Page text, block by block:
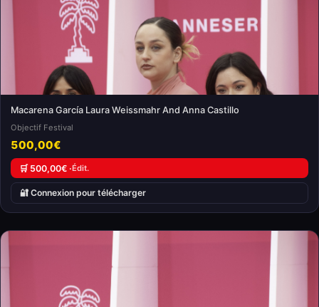
Macarena García Laura Weissmahr And Anna Castillo
Objectif Festival
500,00€
🛒 500,00€ ·Édit.
🔐 Connexion pour télécharger